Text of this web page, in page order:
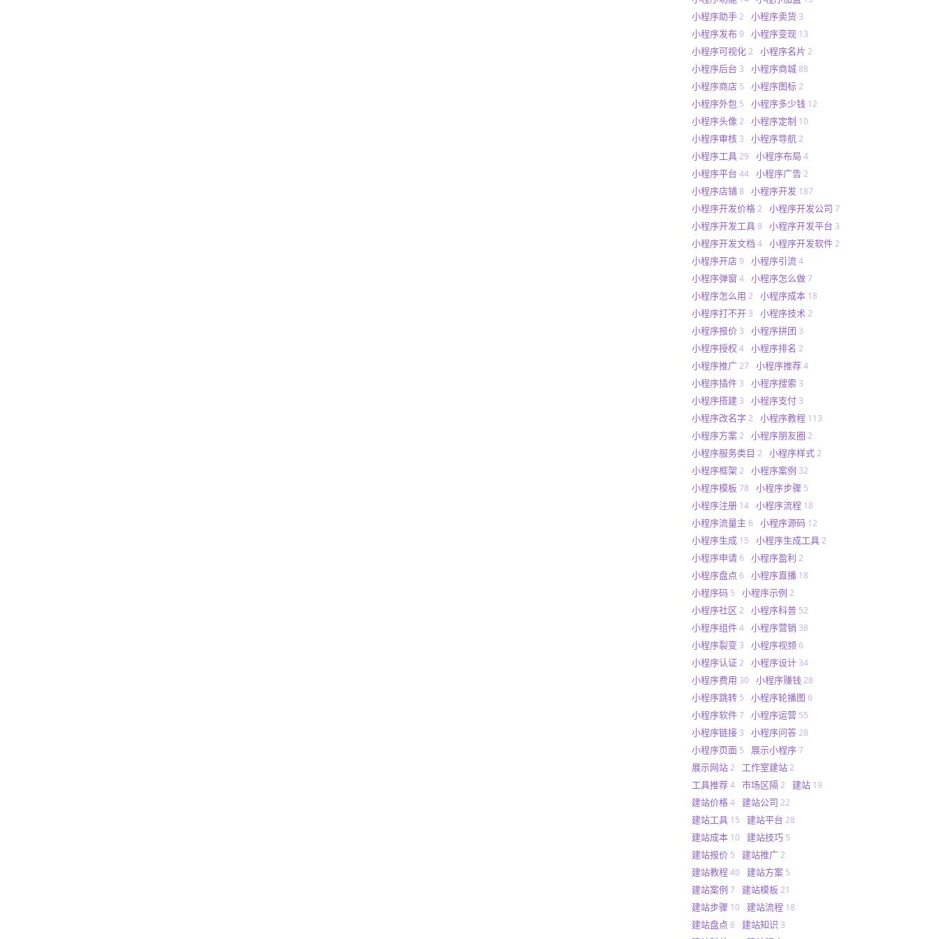
小程序助手 2 小程序卖货 3
小程序发布 9 小程序变现 13
小程序可视化 2 小程序名片 2
小程序后台 3 小程序商城 88
小程序商店 5 小程序图标 2
小程序外包 5 小程序多少钱 12
小程序头像 2 小程序定制 10
小程序审核 3 小程序导航 2
小程序工具 29 小程序布局 4
小程序平台 44 小程序广告 2
小程序店铺 8 小程序开发 187
小程序开发价格 2 小程序开发公司 7
小程序开发工具 8 小程序开发平台 3
小程序开发文档 4 小程序开发软件 2
小程序开店 9 小程序引流 4
小程序弹窗 4 小程序怎么做 7
小程序怎么用 2 小程序成本 18
小程序打不开 3 小程序技术 2
小程序报价 3 小程序拼团 3
小程序授权 4 小程序排名 2
小程序推广 27 小程序推荐 4
小程序插件 3 小程序搜索 3
小程序搭建 3 小程序支付 3
小程序改名字 2 小程序教程 113
小程序方案 2 小程序朋友圈 2
小程序服务类目 2 小程序样式 2
小程序框架 2 小程序案例 32
小程序模板 78 小程序步骤 5
小程序注册 14 小程序流程 18
小程序流量主 6 小程序源码 12
小程序生成 15 小程序生成工具 2
小程序申请 6 小程序盈利 2
小程序盘点 6 小程序直播 18
小程序码 5 小程序示例 2
小程序社区 2 小程序科普 52
小程序组件 4 小程序营销 38
小程序裂变 3 小程序视频 6
小程序认证 2 小程序设计 34
小程序费用 30 小程序赚钱 28
小程序跳转 5 小程序轮播图 6
小程序软件 7 小程序运营 55
小程序链接 3 小程序问答 28
小程序页面 5 展示小程序 7
展示网站 2 工作室建站 2
工具推荐 4 市场区隔 2 建站 19
建站价格 4 建站公司 22
建站工具 15 建站平台 28
建站成本 10 建站技巧 5
建站报价 5 建站推广 2
建站教程 40 建站方案 5
建站案例 7 建站模板 21
建站步骤 10 建站流程 18
建站盘点 6 建站知识 3